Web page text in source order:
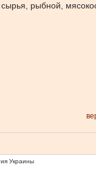
рыбной,
Украины